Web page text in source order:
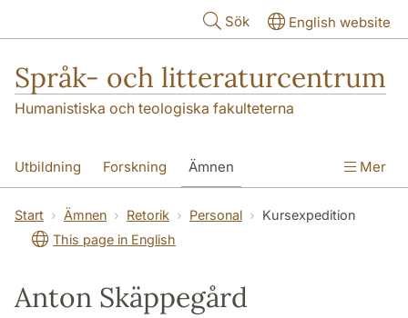
Sök English website
Språk- och litteraturcentrum
Humanistiska och teologiska fakulteterna
Utbildning Forskning Ämnen
SOL-husen Kontakt Institutionen
översättning till svenska
Mer
Start Ämnen Retorik Personal
Kursexpedition
This page in English
Anton Skäppegård